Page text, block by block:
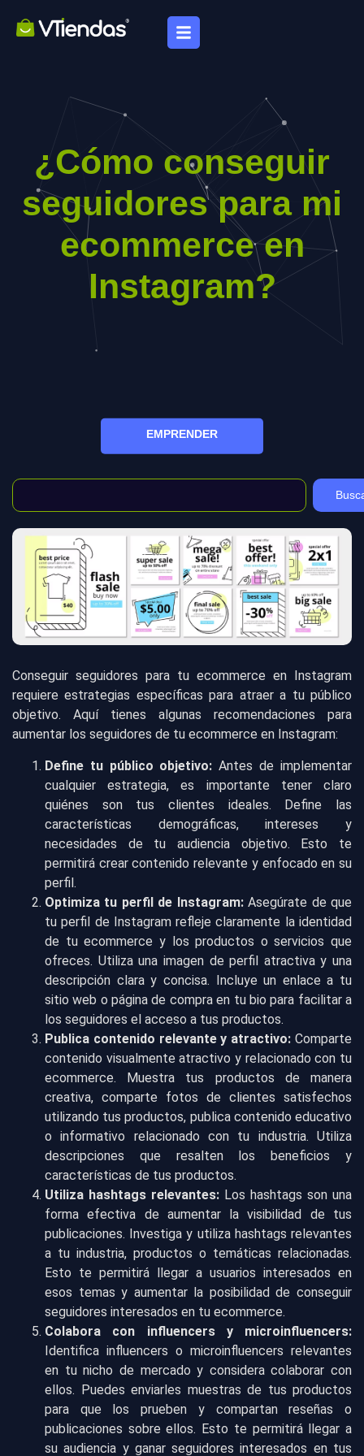
¿Cómo conseguir
seguidores para mi
ecommerce en
Instagram?
EMPRENDER
Conseguir seguidores para tu ecommerce en Instagram
requiere estrategias específicas para atraer a tu público
objetivo. Aquí tienes algunas recomendaciones para
aumentar los seguidores de tu ecommerce en Instagram:
Define tu público objetivo: Antes de implementar
cualquier estrategia, es importante tener claro
quiénes son tus clientes ideales. Define las
características demográficas, intereses y
necesidades de tu audiencia objetivo. Esto te
permitirá crear contenido relevante y enfocado en su
perfil.
Optimiza tu perfil de Instagram:Asegúrate de que
tu perfil de Instagram refleje claramente la identidad
de tu ecommerce y los productos o servicios que
ofreces. Utiliza una imagen de perfil atractiva y una
descripción clara y concisa. Incluye un enlace a tu
sitio web o página de compra en tu bio para facilitar a
los seguidores el acceso a tus productos.
Publica contenido relevante y atractivo: Comparte
contenido visualmente atractivo y relacionado con tu
ecommerce. Muestra tus productos de manera
creativa, comparte fotos de clientes satisfechos
utilizando tus productos, publica contenido educativo
o informativo relacionado con tu industria. Utiliza
descripciones que resalten los beneficios y
características de tus productos.
Utiliza hashtags relevantes: Los hashtags son una
forma efectiva de aumentar la visibilidad de tus
publicaciones. Investiga y utiliza hashtags relevantes
a tu industria, productos o temáticas relacionadas.
Esto te permitirá llegar a usuarios interesados en
esos temas y aumentar la posibilidad de conseguir
seguidores interesados en tu ecommerce.
Colabora con influencers y microinfluencers:
Identifica influencers o microinfluencers relevantes
en tu nicho de mercado y considera colaborar con
ellos. Puedes enviarles muestras de tus productos
para que los prueben y compartan reseñas o
publicaciones sobre ellos. Esto te permitirá llegar a
su audiencia y ganar seguidores interesados en tus